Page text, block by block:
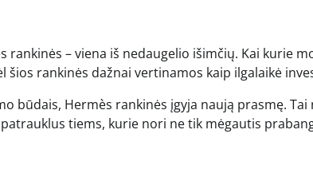
– viena iš nedaugelio išimčių. Kai kurie
rankinės dažnai vertinamos kaip ilgalaikė
būdais, Hermès rankinės įgyja naują prasmę. Tai
tiems, kurie nori ne tik mėgautis